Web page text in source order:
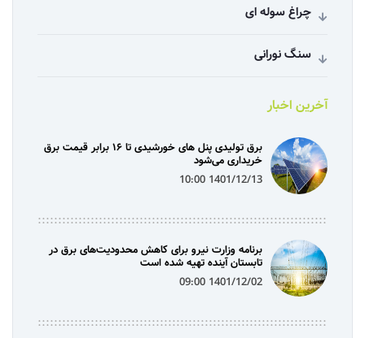
چراغ سوله ای
سنگ نورانی
آخرین اخبار
برق تولیدی پنل‌ های خورشیدی تا ۱۶ برابر قیمت برق
خریداری می‌شود
1401/12/13 10:00
برنامه وزارت نیرو برای کاهش محدودیت‌های برق در
تابستان آینده تهیه شده است
1401/12/02 09:00